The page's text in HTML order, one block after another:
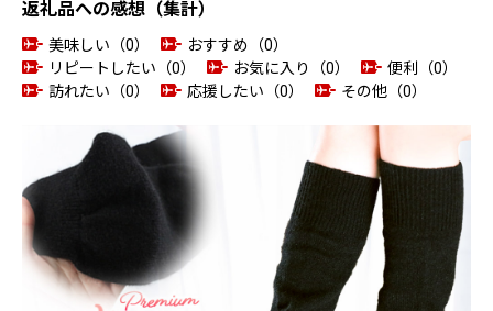
返礼品への感想（集計）
美味しい（0）
おすすめ（0）
リピートしたい（0）
お気に入り（0）
便利（0）
訪れたい（0）
応援したい（0） その他（0）